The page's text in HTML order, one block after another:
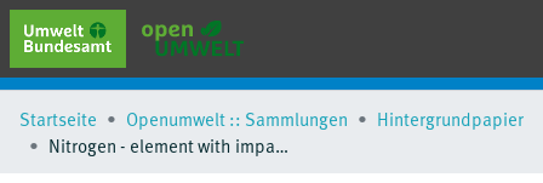
erweiterte Suche
Browse
Startseite Openumwelt :: Sammlungen
Hintergrundpapier
Nitrogen - element with impacts